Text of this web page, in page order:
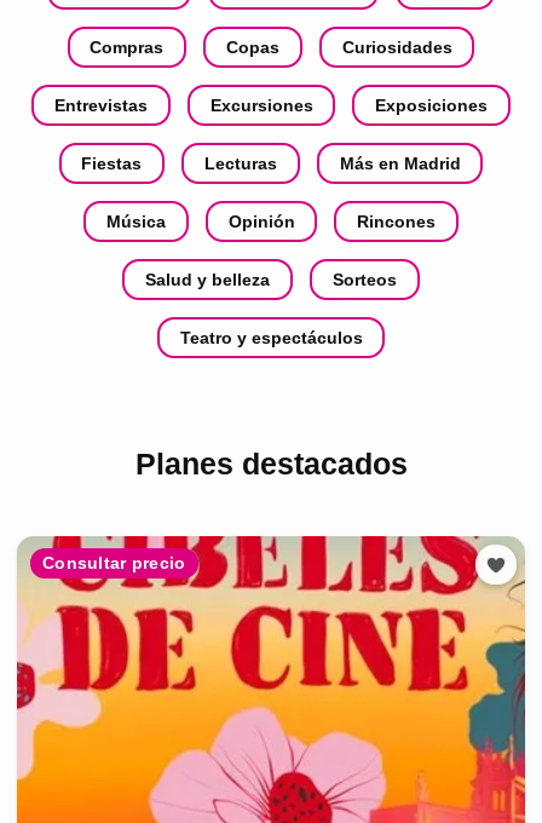
Compras Copas Curiosidades
Entrevistas Excursiones Exposiciones
Fiestas Lecturas Más en Madrid
Música Opinión Rincones
Salud y belleza Sorteos
Teatro y espectáculos
Planes destacados
Consultar precio